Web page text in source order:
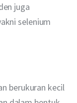
juga
selenium
berukuran kecil